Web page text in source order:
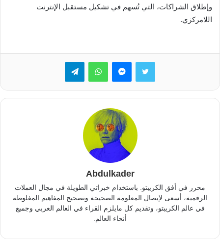
وإطلاق الشراكات، التي تُسهم في تشكيل مستقبل الإنترنت
اللامركزي.
تويتر ماسنجرواتساب تيلقرام
Abdulkader
محرر في أفق الكريبتو. باستخدام خبراتي الطويلة في مجال العملات
الرقمية، أسعى لإيصال المعلومة الصحيحة وتصحيح المفاهيم المغلوطة
في عالم الكريبتو، وتقديم كل مايلزم القراء في العالم العربي وجميع
أنحاء العالم.